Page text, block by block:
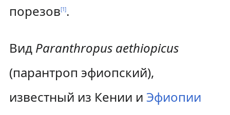
порезов[1].
Вид Paranthropus aethiopicus
(парантроп эфиопский),
известный из Кении и Эфиопии